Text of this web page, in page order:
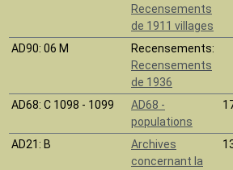
Recensements
de 1911 villages
AD90: 06 M
Recensements:
Recensements
de 1936
AD68: C 1098 - 1099
AD68 -
populations
AD21 : B
Archives
concernant la